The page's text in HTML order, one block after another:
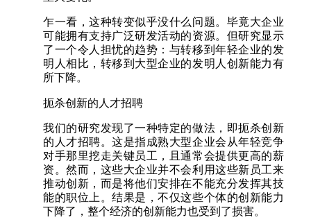
乍一看，这种转变似乎没什么问题。毕竟大企业
可能拥有支持广泛研发活动的资源。但研究显示
了一个令人担忧的趋势：与转移到年轻企业的发
明人相比，转移到大型企业的发明人创新能力有
所下降。
扼杀创新的人才招聘
我们的研究发现了一种特定的做法，即扼杀创新
的人才招聘。这是指成熟大型企业会从年轻竞争
对手那里挖走关键员工，且通常会提供更高的薪
资。然而，这些大企业并不会利用这些新员工来
推动创新，而是将他们安排在不能充分发挥其技
能的职位上。结果是，不仅这些个体的创新能力
下降了，整个经济的创新能力也受到了损害。